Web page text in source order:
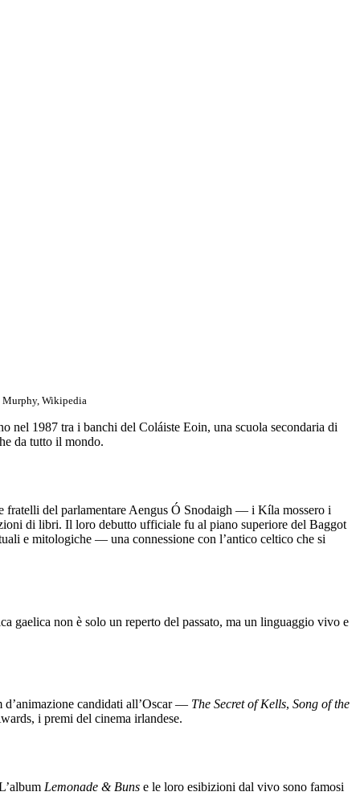
Wikipedia
nel 1987 tra i banchi del Coláiste Eoin, una scuola secondaria di
da tutto il mondo.
del parlamentare Aengus Ó Snodaigh — i Kíla mossero i
di libri. Il loro debutto ufficiale fu al piano superiore del Baggot
e mitologiche — una connessione con l’antico celtico che si
gaelica non è solo un reperto del passato, ma un linguaggio vivo e
candidati all’Oscar — The Secret of Kells, Song of the
i premi del cinema irlandese.
Lemonade & Buns e le loro esibizioni dal vivo sono famosi